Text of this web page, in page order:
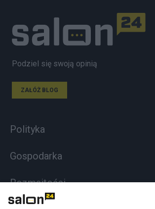
Podziel się swoją opinią
ZAŁÓŻ BLOG
Polityka
Gospodarka
Rozmaitości